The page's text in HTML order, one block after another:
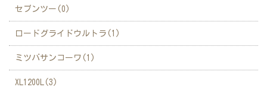
セブンツー(0)
ロードグライドウルトラ(1)
ミツバサンコーワ(1)
XL1200L(3)